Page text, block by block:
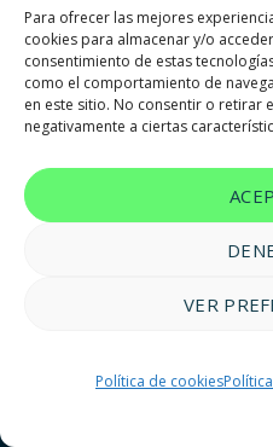
Para ofrecer las mejores
cookies para almacenar y/o
consentimiento de estas
como el comportamiento de
en este sitio. No consentir o retirar
negativamente a ciertas
VER
Política de cookies
Not found any
Try another filter,
de cookies|Accesibilidad